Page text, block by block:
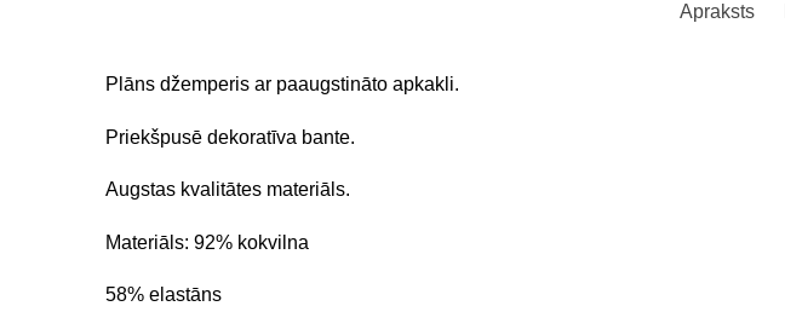
Apraksts
Plāns džemperis ar paaugstināto apkakli.
Priekšpusē dekoratīva bante.
Augstas kvalitātes materiāls.
Materiāls: 92% kokvilna
58% elastāns